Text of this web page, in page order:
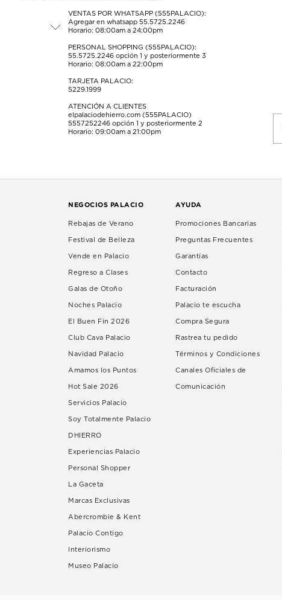
envío.
VENTAS POR WHATSAPP (555PALACIO):
Agregar en whatsapp 55.5725.2246
Horario: 08:00am a 24:00pm
PERSONAL SHOPPING (555PALACIO):
55.5725.2246 opción 1 y posteriormente 3
Horario: 08:00am a 22:00pm
TARJETA PALACIO:
5229.1999
ATENCIÓN A CLIENTES
elpalaciodehierro.com (555PALACIO)
5557252246 opción 1 y posteriormente 2
Horario: 09:00am a 21:00pm
NEGOCIOS PALACIO
Rebajas de Verano
Festival de Belleza
Vende en Palacio
Regreso a Clases
Galas de Otoño
Noches Palacio
El Buen Fin 2026
Club Cava Palacio
Navidad Palacio
Amamos los Puntos
Hot Sale 2026
Servicios Palacio
Soy Totalmente Palacio
DHIERRO
Experiencias Palacio
Personal Shopper
La Gaceta
Marcas Exclusivas
Abercrombie & Kent
Palacio Contigo
Interiorismo
Museo Palacio
AYUDA
Promociones Bancarias
Preguntas Frecuentes
Garantías
Contacto
Facturación
Palacio te escucha
Compra Segura
Rastrea tu pedido
Términos y Condiciones
Canales Oficiales de
Comunicación